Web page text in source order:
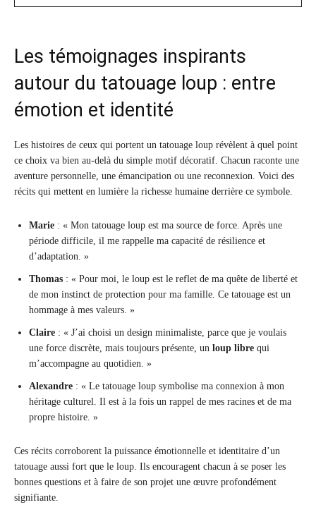
Les témoignages inspirants
autour du tatouage loup : entre
émotion et identité
Les histoires de ceux qui portent un tatouage loup révèlent à quel point
ce choix va bien au-delà du simple motif décoratif. Chacun raconte une
aventure personnelle, une émancipation ou une reconnexion. Voici des
récits qui mettent en lumière la richesse humaine derrière ce symbole.
Marie : « Mon tatouage loup est ma source de force. Après une
période difficile, il me rappelle ma capacité de résilience et
d’adaptation. »
Thomas : « Pour moi, le loup est le reflet de ma quête de liberté et
de mon instinct de protection pour ma famille. Ce tatouage est un
hommage à mes valeurs. »
Claire : « J’ai choisi un design minimaliste, parce que je voulais
une force discrète, mais toujours présente, un loup libre qui
m’accompagne au quotidien. »
Alexandre : « Le tatouage loup symbolise ma connexion à mon
héritage culturel. Il est à la fois un rappel de mes racines et de ma
propre histoire. »
Ces récits corroborent la puissance émotionnelle et identitaire d’un
tatouage aussi fort que le loup. Ils encouragent chacun à se poser les
bonnes questions et à faire de son projet une œuvre profondément
signifiante.